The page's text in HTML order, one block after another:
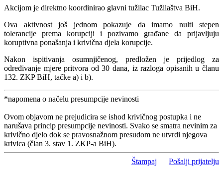
Akcijom je direktno koordinirao glavni tužilac Tužilaštva BiH.
Ova aktivnost još jednom pokazuje da imamo nulti stepen
tolerancije prema korupciji i pozivamo građane da prijavljuju
koruptivna ponašanja i krivična djela korupcije.
Nakon ispitivanja osumnjičenog, predložen je prijedlog za
određivanje mjere pritvora od 30 dana, iz razloga opisanih u članu
132. ZKP BiH, tačke a) i b).
*napomena o načelu presumpcije nevinosti
Ovom objavom ne prejudicira se ishod krivičnog postupka i ne
narušava princip presumpcije nevinosti. Svako se smatra nevinim za
krivično djelo dok se pravosnažnom presudom ne utvrdi njegova
krivica (član 3. stav 1. ZKP-a BiH).
Štampaj Pošalji prijatelju